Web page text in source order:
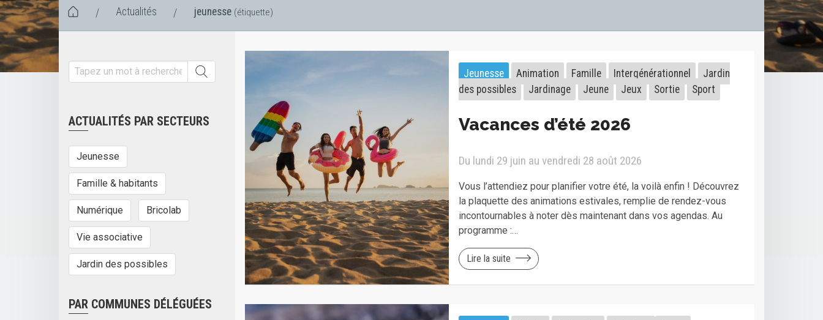
/ Actualités / jeunesse (étiquette)
ACTUALITÉS PAR SECTEURS
Jeunesse
Famille & habitants
Numérique Bricolab
Vie associative
Jardin des possibles
PAR COMMUNES DÉLÉGUÉES
Jeunesse Animation Famille Intergénérationnel
Jardin
des possibles
Jardinage Jeune Jeux Sortie Sport
Vacances d’été 2026
Du lundi 29 juin au vendredi 28 août 2026
Vous l’attendiez pour planifier votre été, la voilà enfin ! Découvrez
la plaquette des animations estivales, remplie de rendez-vous
incontournables à noter dès maintenant dans vos agendas. Au
programme :…
Lire la suite